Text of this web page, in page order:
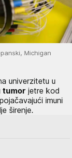
Michigan
univerzitetu u
tumor jetre kod
imuni
širenje.